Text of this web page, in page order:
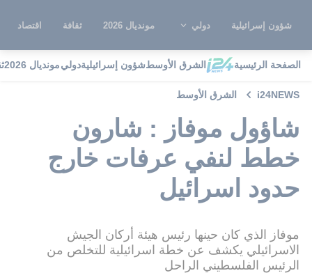
شؤون إسرائيلية دولي مونديال 2026 ثقافة اقتصاد
الصفحة الرئيسية الشرق الأوسطشؤون إسرائيليةدوليمونديال 2026
i24NEWS الشرق الأوسط
شاؤول موفاز : شارون
خطط لنفي عرفات خارج
حدود اسرائيل
موفاز الذي كان حينها رئيس هيئة أركان الجيش
الاسرائيلي يكشف عن خطة اسرائيلية للتخلص من
الرئيس الفلسطيني الراحل